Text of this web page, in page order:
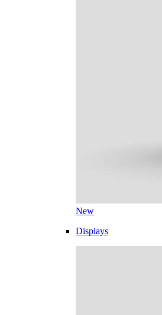
New
Displays